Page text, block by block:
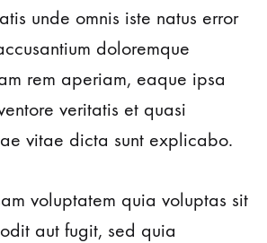
unde omnis iste natus error
doloremque
rem aperiam, eaque ipsa
veritatis et quasi
vitae dicta sunt explicabo.
voluptatem quia voluptas sit
aut fugit, sed quia